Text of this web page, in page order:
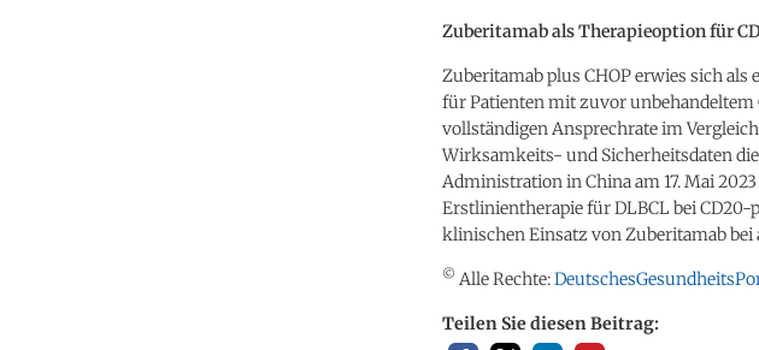
Zuberitamab als Therapieoption für
Zuberitamab plus CHOP erwies sich
für Patienten mit zuvor
vollständigen Ansprechrate im
Wirksamkeits- und Sicherheitsdaten
Administration in China am 17. Mai
Erstlinientherapie für DLBCL bei
klinischen Einsatz von Zuberitamab
© Alle Rechte:
Teilen Sie diesen Beitrag: